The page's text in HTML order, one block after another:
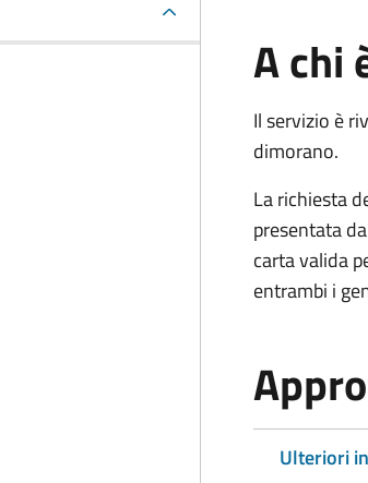
A chi
Il servizio è
dimorano.
La richiesta
presentata
carta valida
entrambi i
Ulteriori